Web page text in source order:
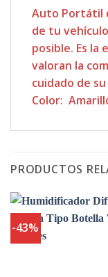
Auto Portátil
de tu
posible. Es la
valoran la
cuidado de
Color:
PRODUCTOS
-43%